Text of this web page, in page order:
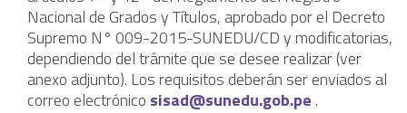
Nacional de Grados y Títulos, aprobado por el Decreto
Supremo N° 009-2015-SUNEDU/CD y modificatorias,
dependiendo del trámite que se desee realizar (ver
anexo adjunto). Los requisitos deberán ser enviados al
correo electrónico sisad@sunedu.gob.pe.